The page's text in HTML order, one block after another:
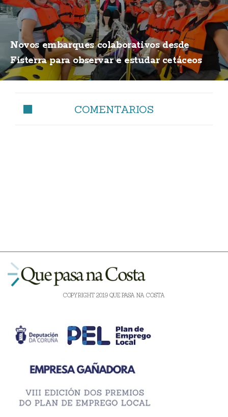
Novos embarques colaborativos desde
Fisterra para observar e estudar cetáceos
COMENTARIOS
COPYRIGHT 2019 QUE PASA NA COSTA